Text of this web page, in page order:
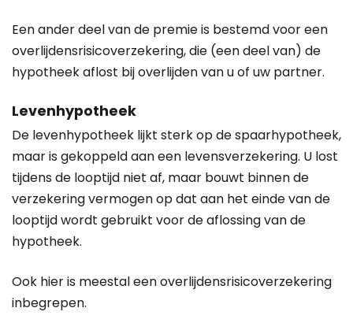
Een ander deel van de premie is bestemd voor een
overlijdensrisicoverzekering, die (een deel van) de
hypotheek aflost bij overlijden van u of uw partner.
Levenhypotheek
De levenhypotheek lijkt sterk op de spaarhypotheek,
maar is gekoppeld aan een levensverzekering. U lost
tijdens de looptijd niet af, maar bouwt binnen de
verzekering vermogen op dat aan het einde van de
looptijd wordt gebruikt voor de aflossing van de
hypotheek.
Ook hier is meestal een overlijdensrisicoverzekering
inbegrepen.